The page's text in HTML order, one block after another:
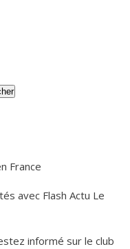
France
avec Flash Actu Le
informé sur le club